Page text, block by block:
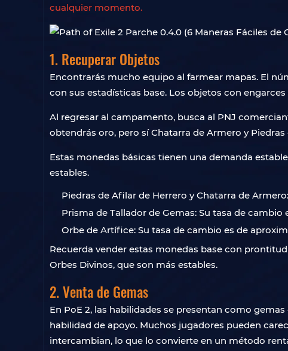
cualquier momento.
1. Recuperar Objetos
Encontrarás mucho equipo al farmear mapas. El
con sus estadísticas base. Los objetos con
Al regresar al campamento, busca al PNJ
obtendrás oro, pero sí Chatarra de Armero y
Estas monedas básicas tienen una demanda
estables.
Piedras de Afilar de Herrero y Chatarra de
Prisma de Tallador de Gemas: Su tasa de cambio
Orbe de Artífice: Su tasa de cambio es de
Recuerda vender estas monedas base con
Orbes Divinos, que son más estables.
2. Venta de Gemas
En PoE 2, las habilidades se presentan como
habilidad de apoyo. Muchos jugadores pueden
intercambian, lo que lo convierte en un método